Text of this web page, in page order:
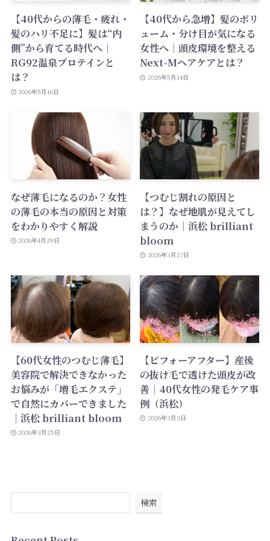
【40代からの薄毛・疲れ・
髪のハリ不足に】髪は“内
側”から育てる時代へ｜
RG92温泉プロテインと
は？
2026年5月16日
【40代から急増】髪のボリ
ューム・分け目が気になる
女性へ｜頭皮環境を整える
Next-Mヘアケアとは？
2026年5月14日
なぜ薄毛になるのか？女性
の薄毛の本当の原因と対策
をわかりやすく解説
2026年4月29日
【つむじ割れの原因と
は？】なぜ地肌が見えてし
まうのか｜浜松 brilliant
bloom
2026年3月27日
【60代女性のつむじ薄毛】
美容院で解決できなかった
お悩みが「増毛エクステ」
で自然にカバーできました
｜浜松 brilliant bloom
2026年3月25日
【ビフォーアフター】産後
の抜け毛で透けた頭皮が改
善｜40代女性の発毛ケア事
例（浜松）
2026年3月3日
検索